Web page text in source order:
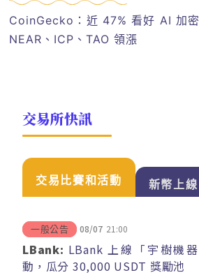
CoinGecko：近 47% 看好 AI 加
NEAR、ICP、TAO 領漲
交易所快訊
交易比賽和活動 新幣上線
一般公告 08/07 21:00
LBank: LBank 上線「宇樹機
動，瓜分 30,000 USDT 獎勵池